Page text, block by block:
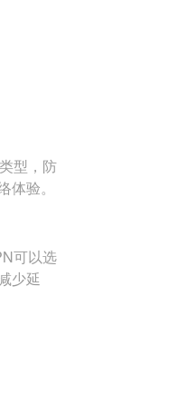
型，防
体验。
可以选
少延